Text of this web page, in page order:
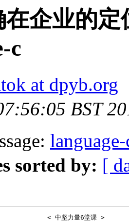
企业的
c
at dpyb.org
BST
sorted by: [
< 中坚力量6堂课 >